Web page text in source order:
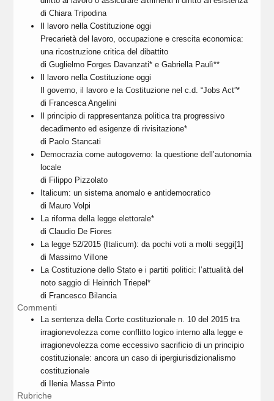
di Chiara Tripodina
Il lavoro nella Costituzione oggi
Precarietà del lavoro, occupazione e crescita economica:
una ricostruzione critica del dibattito
di Guglielmo Forges Davanzati* e Gabriella Paulì**
Il lavoro nella Costituzione oggi
Il governo, il lavoro e la Costituzione nel c.d. “Jobs Act”*
di Francesca Angelini
Il principio di rappresentanza politica tra progressivo
decadimento ed esigenze di rivisitazione*
di Paolo Stancati
Democrazia come autogoverno: la questione dell’autonomia
locale
di Filippo Pizzolato
Italicum: un sistema anomalo e antidemocratico
di Mauro Volpi
La riforma della legge elettorale*
di Claudio De Fiores
La legge 52/2015 (Italicum): da pochi voti a molti seggi[1]
di Massimo Villone
La Costituzione dello Stato e i partiti politici: l’attualità del
noto saggio di Heinrich Triepel*
di Francesco Bilancia
Commenti
La sentenza della Corte costituzionale n. 10 del 2015 tra
irragionevolezza come conflitto logico interno alla legge e
irragionevolezza come eccessivo sacrificio di un principio
costituzionale: ancora un caso di ipergiurisdizionalismo
costituzionale
di Ilenia Massa Pinto
Rubriche